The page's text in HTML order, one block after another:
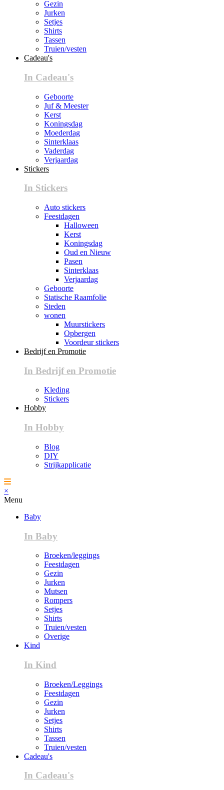
Gezin
Jurken
Setjes
Shirts
Tassen
Truien/vesten
Cadeau's
In Cadeau's
Geboorte
Juf & Meester
Kerst
Koningsdag
Moederdag
Sinterklaas
Vaderdag
Verjaardag
Stickers
In Stickers
Auto stickers
Feestdagen
Halloween
Kerst
Koningsdag
Oud en Nieuw
Pasen
Sinterklaas
Verjaardag
Geboorte
Statische Raamfolie
Steden
wonen
Muurstickers
Opbergen
Voordeur stickers
Bedrijf en Promotie
In Bedrijf en Promotie
Kleding
Stickers
Hobby
In Hobby
Blog
DIY
Strijkapplicatie
×
Menu
Baby
In Baby
Broeken/leggings
Feestdagen
Gezin
Jurken
Mutsen
Rompers
Setjes
Shirts
Truien/vesten
Overige
Kind
In Kind
Broeken/Leggings
Feestdagen
Gezin
Jurken
Setjes
Shirts
Tassen
Truien/vesten
Cadeau's
In Cadeau's